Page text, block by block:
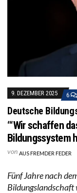
9. DEZEMBER 2025 6
Deutsche
“‘Wir schaffen
Bildungssystem
von AUS FREMDER FEDER
Fünf Jahre nach
Bildungslandschaft